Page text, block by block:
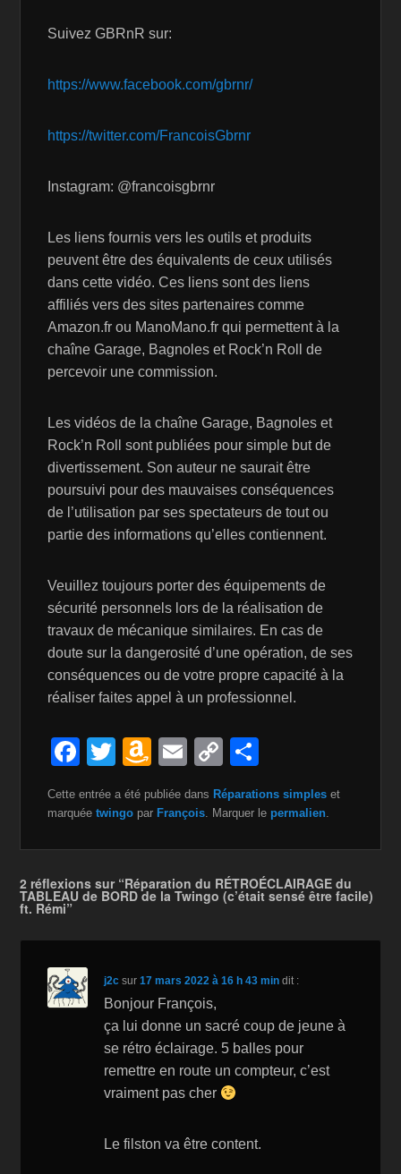
Suivez GBRnR sur:
https://www.facebook.com/gbrnr/
https://twitter.com/FrancoisGbrnr
Instagram: @francoisgbrnr
Les liens fournis vers les outils et produits
peuvent être des équivalents de ceux utilisés
dans cette vidéo. Ces liens sont des liens
affiliés vers des sites partenaires comme
Amazon.fr ou ManoMano.fr qui permettent à la
chaîne Garage, Bagnoles et Rock’n Roll de
percevoir une commission.
Les vidéos de la chaîne Garage, Bagnoles et
Rock’n Roll sont publiées pour simple but de
divertissement. Son auteur ne saurait être
poursuivi pour des mauvaises conséquences
de l’utilisation par ses spectateurs de tout ou
partie des informations qu’elles contiennent.
Veuillez toujours porter des équipements de
sécurité personnels lors de la réalisation de
travaux de mécanique similaires. En cas de
doute sur la dangerosité d’une opération, de ses
conséquences ou de votre propre capacité à la
réaliser faites appel à un professionnel.
F
c
o
T
wi
tt
A
m
a
n
h
Li
st
E
m
ail
C
o
p
n
ta
Cette entrée a été publiée dans Réparations simples et
marquéetwingo par François. Marquer le permalien.
2 réflexions sur “Réparation du RÉTROÉCLAIRAGE du
TABLEAU de BORD de la Twingo (c’était sensé être facile)
ft. Rémi”
j2c sur17 mars 2022 à 16 h 43 min dit :
Bonjour François,
ça lui donne un sacré coup de jeune à
se rétro éclairage. 5 balles pour
remettre en route un compteur, c’est
vraiment pas cher
Le filston va être content.